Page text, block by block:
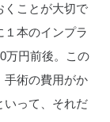
くことが大切で
１本のインプラ
万円前後。この
手術の費用がか
いって、それだ